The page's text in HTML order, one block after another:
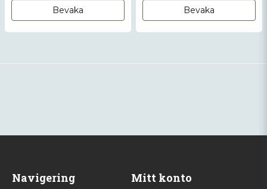
Bevaka Bevaka
Navigering Mitt konto